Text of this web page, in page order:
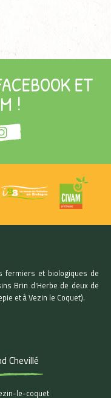
ET
!
fermiers et biologiques de
Brin d'Herbe de deux de
et à Vezin le Coquet).
Chevillé
le-coquet